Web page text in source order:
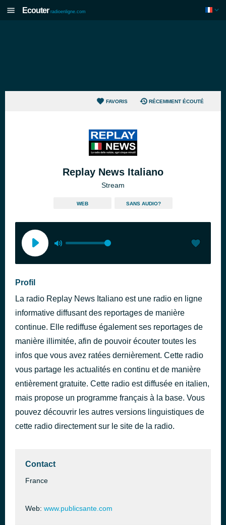
Ecouter radioenligne.com
FAVORIS RÉCEMMENT ÉCOUTÉ
Replay News Italiano
Stream
WEB SANS AUDIO?
Profil
La radio Replay News Italiano est une radio en ligne
informative diffusant des reportages de manière
continue. Elle rediffuse également ses reportages de
manière illimitée, afin de pouvoir écouter toutes les
infos que vous avez ratées dernièrement. Cette radio
vous partage les actualités en continu et de manière
entièrement gratuite. Cette radio est diffusée en italien,
mais propose un programme français à la base. Vous
pouvez découvrir les autres versions linguistiques de
cette radio directement sur le site de la radio.
Contact
France
Web: www.publicsante.com